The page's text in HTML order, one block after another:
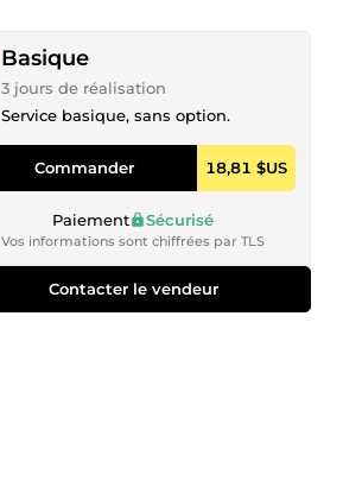
Basique
3 jours de réalisation
Service basique, sans option.
Commander 18,81 $US
Paiement Sécurisé
Vos informations sont chiffrées par TLS
Contacter le vendeur